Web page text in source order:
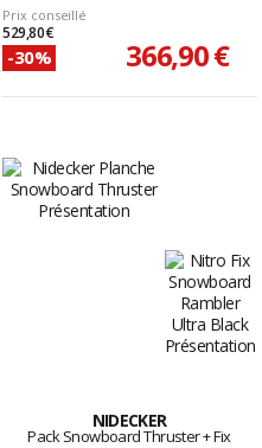
Prix conseillé
529,80 €
-30% 366,90 €
NIDECKER
Pack Snowboard Thruster + Fix